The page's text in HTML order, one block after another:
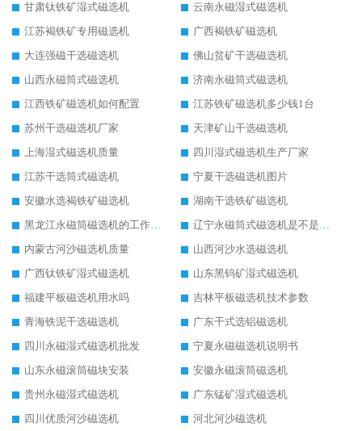
甘肃钛铁矿湿式磁选机
云南永磁湿式磁选机
江苏褐铁矿专用磁选机
广西褐铁矿磁选机
大连强磁干选磁选机
佛山贫矿干选磁选机
山西永磁筒式磁选机
济南永磁筒式磁选机
江西铁矿磁选机如何配置
江苏铁矿磁选机多少钱1台
苏州干选磁选机厂家
天津矿山干选磁选机
上海湿式磁选机质量
四川湿式磁选机生产厂家
江苏干选筒式磁选机
宁夏干选磁选机图片
安徽水选褐铁矿磁选机
湖南干选铁矿磁选机
黑龙江永磁筒磁选机的工作原理
辽宁永磁筒式磁选机是不是强磁
内蒙古河沙磁选机质量
山西河沙水选磁选机
广西钛铁矿湿式磁选机
山东黑钨矿湿式磁选机
福建平板磁选机用水吗
吉林平板磁选机技术参数
青海铁泥干选磁选机
广东干式选铝磁选机
四川永磁湿式磁选机批发
宁夏永磁磁选机说明书
山东永磁滚筒磁块安装
安徽永磁滚筒磁选机
贵州永磁湿式磁选机
广东锰矿湿式磁选机
四川优质河沙磁选机
河北河沙磁选机